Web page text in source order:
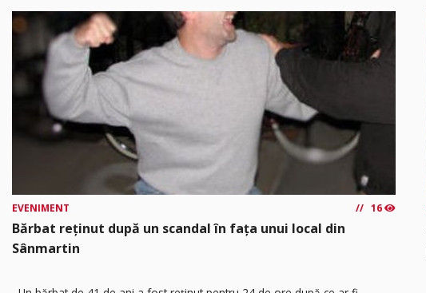
EVENIMENT 16
Bărbat reținut după un scandal în fața unui local din
Sânmartin